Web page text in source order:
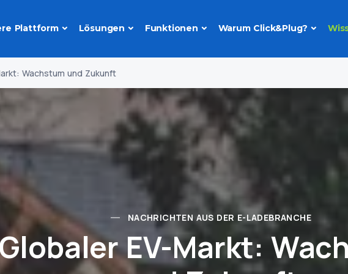
Plattform Lösungen Funktionen Warum Click&Plug?
Wachstum und Zukunft
NACHRICHTEN AUS DER E-LADEBRANCHE
EV-Markt: